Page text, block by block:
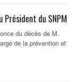
Président du SNPM
du décès de M.
de la prévention et